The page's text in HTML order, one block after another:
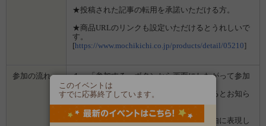
★投稿された記事の転用を承諾いただける方。
★商品URLのリンクも設定いただけるとうれしいで
す。
[https://www.mochikichi.co.jp/products/detail/05210]
参加の流れ
１．「参加する」ボタンから画面にしたがって参加
します。
２．募集期間の終了後、企業から選ばれるとお知ら
せがあります。
３．企業から商品などが届きます。
４．試していただいた感想や口コミを自由に表現し
このイベントは
すでに応募終了しています。